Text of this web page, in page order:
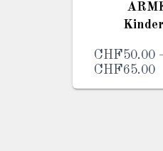
CHF50.00
CHF65.00